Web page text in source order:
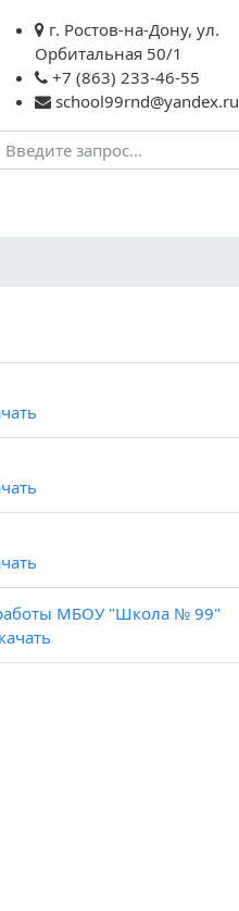
г. Ростов-на-Дону, ул.
Орбитальная 50/1
+7 (863) 233-46-55
school99rnd@yandex.ru
МБОУ "Школа № 99"